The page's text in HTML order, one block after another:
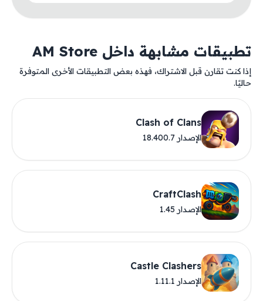
تطبيقات مشابهة داخل AM Store
إذا كنت تقارن قبل الاشتراك، فهذه بعض التطبيقات الأخرى المتوفرة
حاليًا.
Clash of Clans
الإصدار 18.400.7
CraftClash
الإصدار 1.45
Castle Clashers
الإصدار 1.11.1